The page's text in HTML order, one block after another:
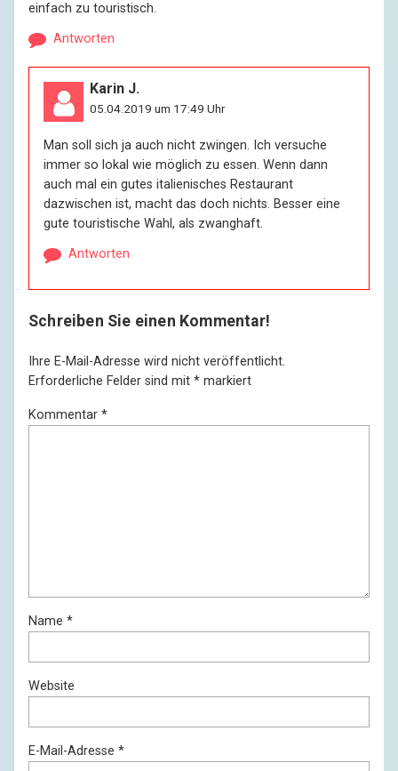
einfach zu touristisch.
Antworten
Karin J.
05.04.2019 um 17:49 Uhr
Man soll sich ja auch nicht zwingen. Ich versuche
immer so lokal wie möglich zu essen. Wenn dann
auch mal ein gutes italienisches Restaurant
dazwischen ist, macht das doch nichts. Besser eine
gute touristische Wahl, als zwanghaft.
Antworten
Schreiben Sie einen Kommentar!
Ihre E-Mail-Adresse wird nicht veröffentlicht.
Erforderliche Felder sind mit * markiert
Kommentar *
Name *
Website
E-Mail-Adresse *